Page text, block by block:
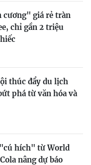
cương" giá rẻ tràn
chỉ gần 2 triệu
thúc đẩy du lịch
phá từ văn hóa và
hích" từ World
nâng dự báo